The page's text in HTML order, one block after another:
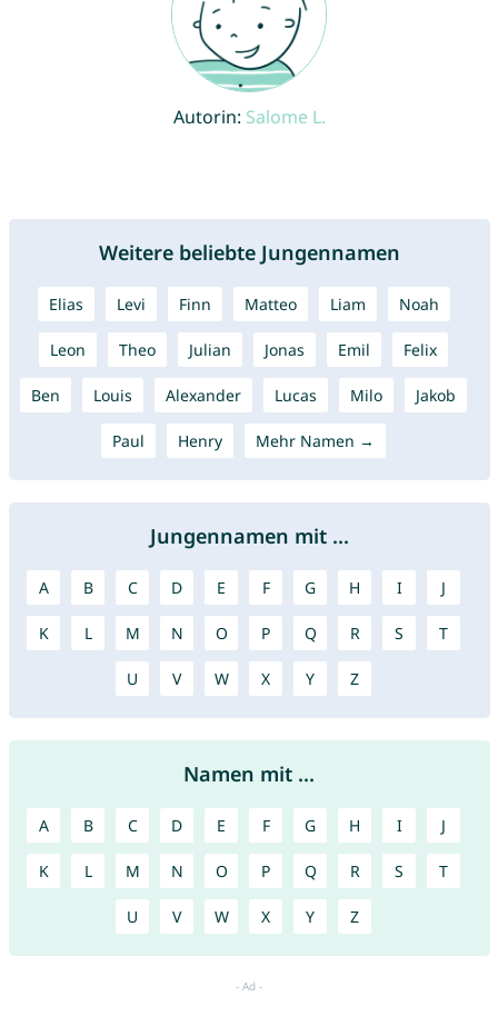
Autorin: Salome L.
Weitere beliebte Jungennamen
Elias Levi Finn Matteo Liam Noah
Leon Theo Julian Jonas Emil Felix
Ben Louis Alexander Lucas Milo Jakob
Paul Henry Mehr Namen →
Jungennamen mit ...
A B C D E F G H I J
K L M N O P Q R S T
U V W X Y Z
Namen mit ...
A B C D E F G H I J
K L M N O P Q R S T
U V W X Y Z